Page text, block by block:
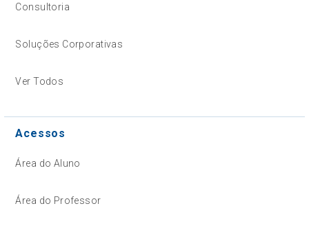
Consultoria
Soluções Corporativas
Ver Todos
Acessos
Área do Aluno
Área do Professor